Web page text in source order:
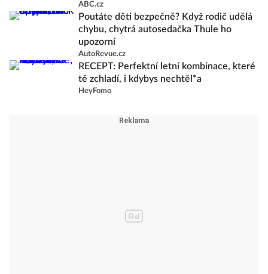
ABC.cz
Poutáte děti bezpečně? Když rodič udělá
chybu, chytrá autosedačka Thule ho
upozorní
AutoRevue.cz
RECEPT: Perfektní letní kombinace, které
tě zchladí, i kdybys nechtěl*a
HeyFomo